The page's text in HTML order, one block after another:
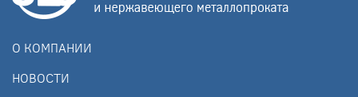
О КОМПАНИИ
НОВОСТИ